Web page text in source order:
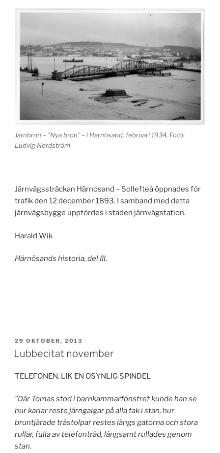
Järnbron – ”Nya bron” – i Härnösand, februari 1934. Foto:
Ludvig Nordström
Järnvägssträckan Härnösand – Sollefteå öppnades för
trafik den 12 december 1893. I samband med detta
järnvägsbygge uppfördes i staden järnvägstation.
Harald Wik
Härnösands historia, del III.
PUBLICERAT
29 OKTOBER, 2013
Lubbecitat november
TELEFONEN. LIK EN OSYNLIG SPINDEL
”Där Tomas stod i barnkammarfönstret kunde han se
hur karlar reste järngalgar på alla tak i stan, hur
bruntjärade trästolpar restes längs gatorna och stora
rullar, fulla av telefontråd, långsamt rullades genom
stan.